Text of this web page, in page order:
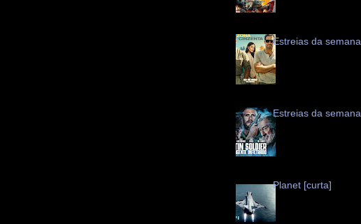
Estreias da semana
Estreias da semana
Planet [curta]